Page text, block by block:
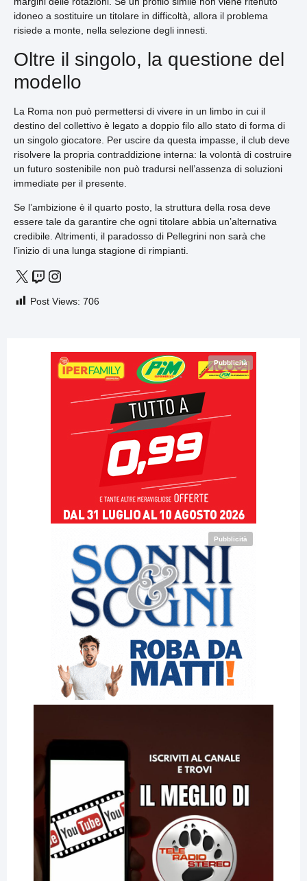
idoneo a sostituire un titolare in difficoltà, allora il problema
risiede a monte, nella selezione degli innesti.
Oltre il singolo, la questione del
modello
La Roma non può permettersi di vivere in un limbo in cui il
destino del collettivo è legato a doppio filo allo stato di forma di
un singolo giocatore. Per uscire da questa impasse, il club deve
risolvere la propria contraddizione interna: la volontà di costruire
un futuro sostenibile non può tradursi nell’assenza di soluzioni
immediate per il presente.
Se l’ambizione è il quarto posto, la struttura della rosa deve
essere tale da garantire che ogni titolare abbia un’alternativa
credibile. Altrimenti, il paradosso di Pellegrini non sarà che
l’inizio di una lunga stagione di rimpianti.
Post Views: 706
Pubblicità
Pubblicità